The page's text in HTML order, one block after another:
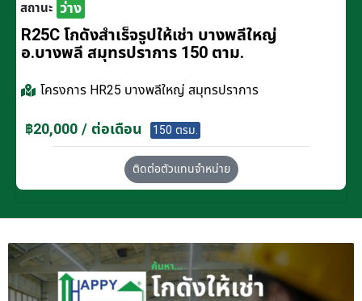
สถานะ ว่าง
R25C โกดังสำเร็จรูปให้เช่า บางพลีใหญ่
อ.บางพลี สมุทรปราการ 150 ตาม.
โครงการ HR25 บางพลีใหญ่ สมุทรปราการ
฿20,000 / ต่อเดือน 150 ตรม.
ติดต่อตัวแทนจำหน่าย